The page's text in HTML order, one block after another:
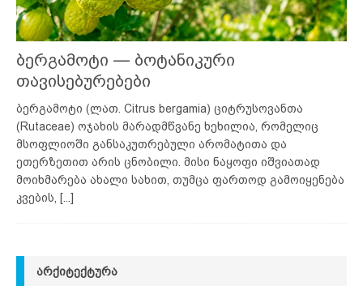
ბერგამოტი — ბოტანიკური
თავისებურებები
ბერგამოტი (ლათ. Citrus bergamia) ციტრუსოვანთა
(Rutaceae) ოჯახის მარადმწვანე ხეხილია, რომელიც
მსოფლიოში განსაკუთრებული არომატითა და
ეთერზეთით არის ცნობილი. მისი ნაყოფი იშვიათად
მოიხმარება ახალი სახით, თუმცა ფართოდ გამოიყენება
კვების,
[...]
ᲐᲠᲥᲘᲢᲔᲥᲢᲣᲠᲐ